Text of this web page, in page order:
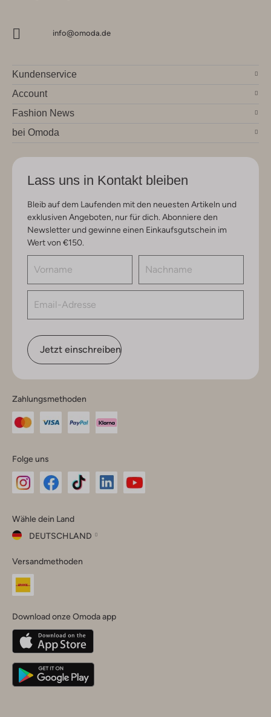
info@omoda.de
Kundenservice
Account
Fashion News
bei Omoda
Lass uns in Kontakt bleiben
Bleib auf dem Laufenden mit den neuesten Artikeln und
exklusiven Angeboten, nur für dich. Abonniere den
Newsletter und gewinne einen Einkaufsgutschein im
Wert von €150.
Jetzt einschreiben
Zahlungsmethoden
Folge uns
Instagram
Facebook
TikTok
Wähle dein Land
DEUTSCHLAND
dein
Land
Belgique(Français)
Deutschland
Versandmethoden
Download onze Omoda app